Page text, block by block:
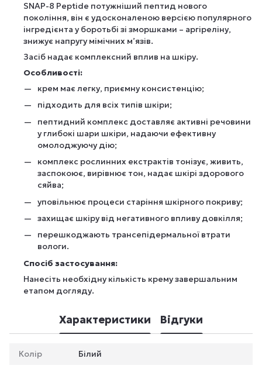
SNAP-8 Peptide потужніший пептид нового
покоління, він є удосконаленою версією популярного
інгредієнта у боротьбі зі зморшками – аргіреліну,
знижує напругу мімічних м’язів.
Засіб надає комплексний вплив на шкіру.
Особливості:
крем має легку, приємну консистенцію;
підходить для всіх типів шкіри;
пептидний комплекс доставляє активні речовини
у глибокі шари шкіри, надаючи ефективну
омолоджуючу дію;
комплекс рослинних екстрактів тонізує, живить,
заспокоює, вирівнює тон, надає шкірі здорового
сяйва;
уповільнює процеси старіння шкірного покриву;
захищає шкіру від негативного впливу довкілля;
перешкоджають трансепідермальної втрати
вологи.
Спосіб застосування:
Нанесіть необхідну кількість крему завершальним
етапом догляду.
Характеристики Відгуки
Колір Білий